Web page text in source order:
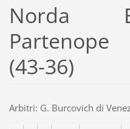
Norda
Partenope
(43-36)
Arbitri: G. Burcovich di